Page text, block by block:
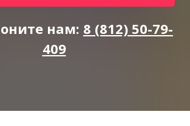
нам: 8 (812) 50-79-
409